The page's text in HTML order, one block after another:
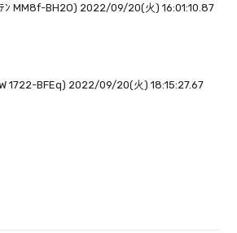
ﾝ MM8f-BH2O) 2022/09/20(火) 16:01:10.87
1722-BFEq) 2022/09/20(火) 18:15:27.67